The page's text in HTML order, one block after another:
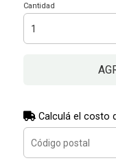
Cantidad
Calculá el costo